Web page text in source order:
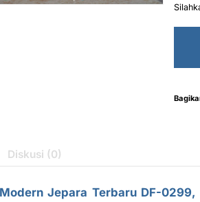
Diskusi (0)
Jepara Terbaru DF-0299,